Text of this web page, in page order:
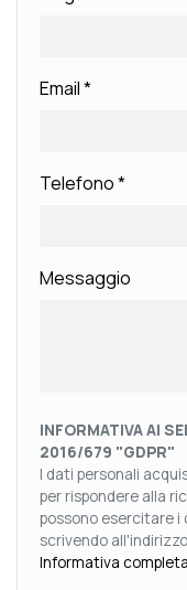
Email*
Telefono*
Messaggio
INFORMATIVA AI
2016/679 "GDPR"
I dati personali
per rispondere alla
possono esercitare i
scrivendo
Informativa completa